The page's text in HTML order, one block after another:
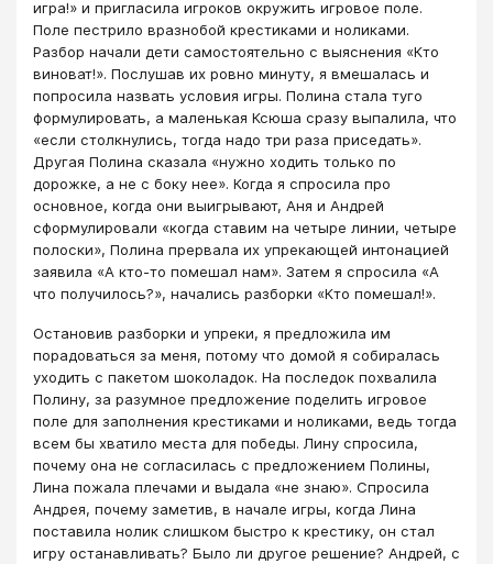
игра!» и пригласила игроков окружить игровое поле.
Поле пестрило вразнобой крестиками и ноликами.
Разбор начали дети самостоятельно с выяснения «Кто
виноват!». Послушав их ровно минуту, я вмешалась и
попросила назвать условия игры. Полина стала туго
формулировать, а маленькая Ксюша сразу выпалила, что
«если столкнулись, тогда надо три раза приседать».
Другая Полина сказала «нужно ходить только по
дорожке, а не с боку нее». Когда я спросила про
основное, когда они выигрывают, Аня и Андрей
сформулировали «когда ставим на четыре линии, четыре
полоски», Полина прервала их упрекающей интонацией
заявила «А кто-то помешал нам». Затем я спросила «А
что получилось?», начались разборки «Кто помешал!».
Остановив разборки и упреки, я предложила им
порадоваться за меня, потому что домой я собиралась
уходить с пакетом шоколадок. На последок похвалила
Полину, за разумное предложение поделить игровое
поле для заполнения крестиками и ноликами, ведь тогда
всем бы хватило места для победы. Лину спросила,
почему она не согласилась с предложением Полины,
Лина пожала плечами и выдала «не знаю». Спросила
Андрея, почему заметив, в начале игры, когда Лина
поставила нолик слишком быстро к крестику, он стал
игру останавливать? Было ли другое решение? Андрей, с